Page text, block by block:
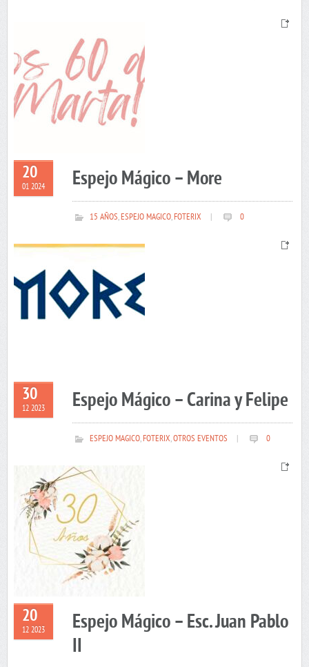
20
01 2024 Espejo Mágico – More
15 AÑOS,ESPEJO MAGICO,FOTERIX 0
30
12 2023 Espejo Mágico – Carina y Felipe
ESPEJO MAGICO,FOTERIX,OTROS EVENTOS 0
20
12 2023
Espejo Mágico – Esc. Juan Pablo
II